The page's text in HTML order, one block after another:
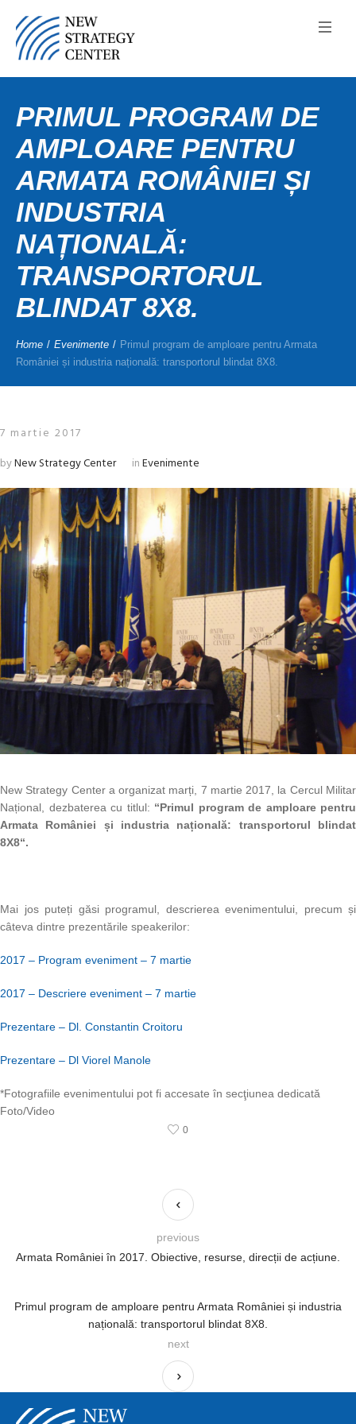
PRIMUL PROGRAM DE
AMPLOARE PENTRU
ARMATA ROMÂNIEI ȘI
INDUSTRIA
NAȚIONALĂ:
TRANSPORTORUL
BLINDAT 8X8.
Home / Evenimente / Primul program de amploare pentru Armata
României și industria națională: transportorul blindat 8X8.
7 martie 2017
byNew Strategy Center inEvenimente
New Strategy Center a organizat marți, 7 martie 2017, la Cercul Militar
Național, dezbaterea cu titlul: “Primul program de amploare pentru
Armata României și industria națională: transportorul blindat
8X8“.
Mai jos puteți găsi programul, descrierea evenimentului, precum și
câteva dintre prezentările speakerilor:
2017 – Program eveniment – 7 martie
2017 – Descriere eveniment – 7 martie
Prezentare – Dl. Constantin Croitoru
Prezentare – Dl Viorel Manole
*Fotografiile evenimentului pot fi accesate în secţiunea dedicată
Foto/Video
0
Armata României în 2017. Obiective, resurse, direcții de acțiune.
previous
Primul program de amploare pentru Armata României și industria
națională: transportorul blindat 8X8.
next